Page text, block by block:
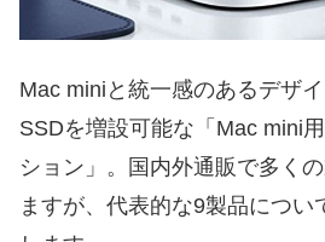
Mac miniと統一感のあるデザ
SSDを増設可能な「Mac mini
ション」。国内外通販で多く
ますが、代表的な9製品につい